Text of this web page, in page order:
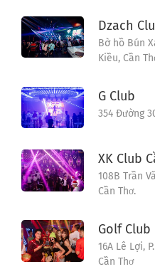
Dzach
Bờ hồ Bún
Kiều, Cần
G Club
354 Đường
XK Club
108B Trần
Cần Thơ.
Golf Club
16A Lê Lợi,
Cần Thơ